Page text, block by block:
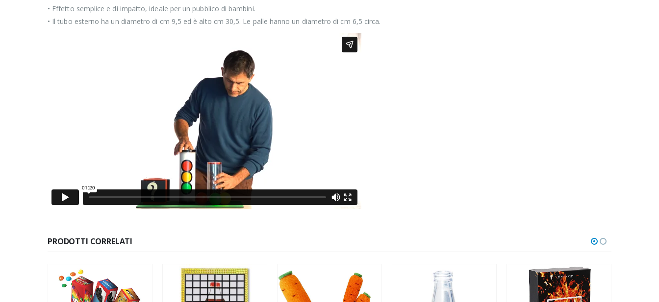
• Effetto semplice e di impatto, ideale per un pubblico di bambini.
• Il tubo esterno ha un diametro di cm 9,5 ed è alto cm 30,5. Le palle hanno un diametro di cm 6,5 circa.
PRODOTTI CORRELATI